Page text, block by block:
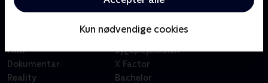
Kun nødvendige cookies
Kategorier
Film
Dokumentar
Reality
Badehotellet
Sygeplejeskolen
X Factor
Bachelor